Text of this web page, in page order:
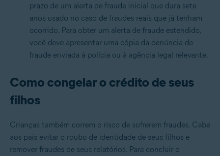
prazo de um alerta de fraude inicial que dura sete
anos usado no caso de fraudes reais que já tenham
ocorrido. Para obter um alerta de fraude estendido,
você deve apresentar uma cópia da denúncia de
fraude enviada à polícia ou à agência legal relevante.
Como congelar o crédito de seus
filhos
Crianças também correm o risco de sofrerem fraudes. Cabe
aos pais evitar o roubo de identidade de seus filhos e
remover fraudes de seus relatórios. Para concluir o